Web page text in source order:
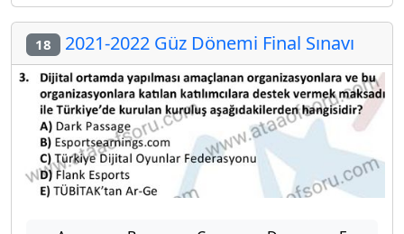
18 2021-2022 Güz Dönemi Final Sınavı